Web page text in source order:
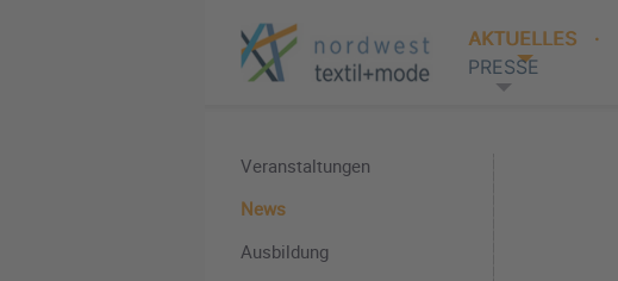
AKTUELLES
PRESSE
Veranstaltungen
News
Ausbildung